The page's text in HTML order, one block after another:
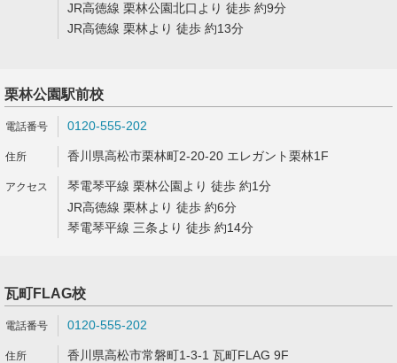
JR高徳線 栗林公園北口より 徒歩 約9分
JR高徳線 栗林より 徒歩 約13分
栗林公園駅前校
0120-555-202
香川県高松市栗林町2-20-20 エレガント栗林1F
琴電琴平線 栗林公園より 徒歩 約1分
JR高徳線 栗林より 徒歩 約6分
琴電琴平線 三条より 徒歩 約14分
瓦町FLAG校
0120-555-202
香川県高松市常磐町1-3-1 瓦町FLAG 9F